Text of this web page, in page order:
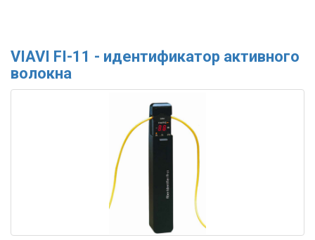
VIAVI FI-11 - идентификатор активного
волокна